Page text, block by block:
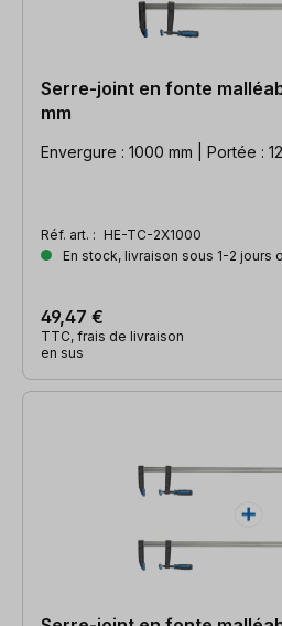
Serre-joint en fonte
mm
Envergure : 1000 mm | Portée :
Réf. art. : HE-TC-2X1000
En stock, livraison sous 1-2 jours
49,47 €
TTC, frais de livraison
en sus